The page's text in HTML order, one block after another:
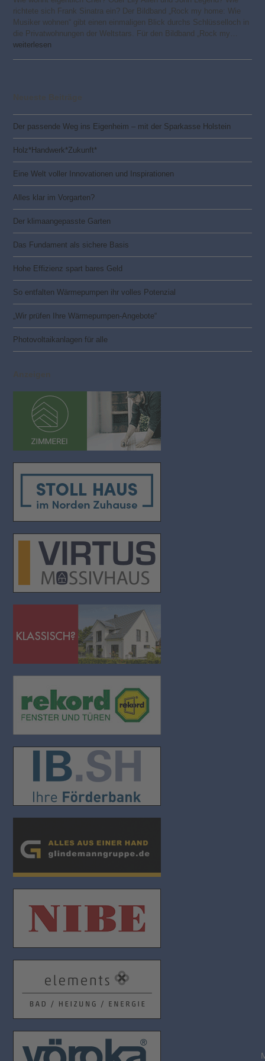
richtete sich Frank Sinatra ein? Der Bildband „Rock my home: Wie
Musiker wohnen“ gibt einen einmaligen Blick durchs Schlüsselloch in
die Privatwohnungen der Weltstars. Für den Bildband „Rock my…
weiterlesen
Der passende Weg ins Eigenheim – mit der Sparkasse Holstein
Holz*Handwerk*Zukunft*
Eine Welt voller Innovationen und Inspirationen
Alles klar im Vorgarten?
Der klimaangepasste Garten
Das Fundament als sichere Basis
Hohe Effizienz spart bares Geld
So entfalten Wärmepumpen ihr volles Potenzial
„Wir prüfen Ihre Wärmepumpen-Angebote“
Photovoltaik­­anlagen für alle